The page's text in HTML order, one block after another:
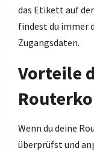
das Etikett auf
findest du immer
Zugangsdaten.
Vorteile
Wenn du deine
überprüfst und